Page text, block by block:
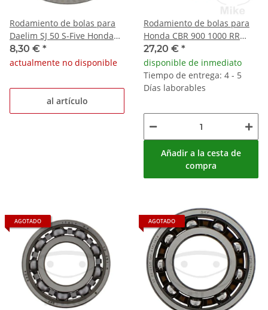
Rodamiento de bolas para
Daelim SJ 50 S-Five Honda
CB 450 500
8,30 € *
actualmente no disponible
al artículo
Rodamiento de bolas para
Honda CBR 900 1000 RR
Fireblade VFR 1200
27,20 € *
disponible de inmediato
Tiempo de entrega: 4 - 5
Días laborables
Añadir a la cesta de
compra
AGOTADO AGOTADO